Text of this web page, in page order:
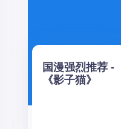
国漫强烈推荐 -
《影子猫》